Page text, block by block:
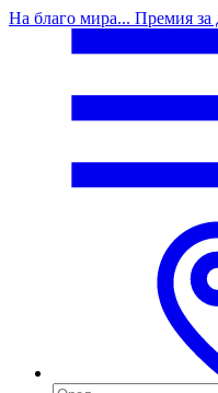
На благо мира... Премия за